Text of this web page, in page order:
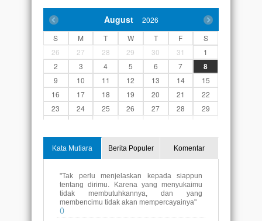
August
2026
S
M T W T F
S
26
27 28 29 30 31
1
2
3 4 5 6 7 8
9 10 11 12 13 14
15
16
17 18 19 20 21
22
23
24 25 26 27 28
29
Kata Mutiara Berita Populer Komentar
"Tak perlu menjelaskan kepada siappun
tentang dirimu. Karena yang menyukaimu
tidak membutuhkannya, dan yang
membencimu tidak akan mempercayainya"
()